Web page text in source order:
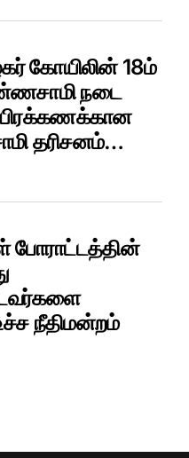
கோயிலின் 18ம்
நடை
தரிசனம்…
நீதிமன்றம்